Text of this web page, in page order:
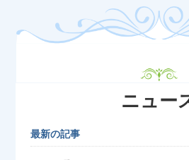
ニュー
最新の記事